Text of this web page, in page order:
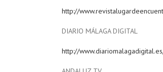
http://
DIARIO MÁLAGA DIGITAL
http://